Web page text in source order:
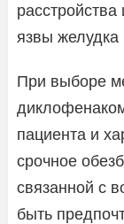
язвы желудка
При выборе
пациента и
срочное
связанной с
быть